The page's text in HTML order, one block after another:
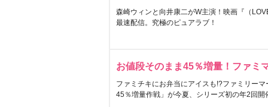
森崎ウィンと向井康二がW主演！映画『（
最速配信。究極のピュアラブ！
お値段そのまま45％増量！ファミ
ファミチキにお弁当にアイスも!?ファミリー
45％増量作戦」が今夏、シリーズ初の年2回開